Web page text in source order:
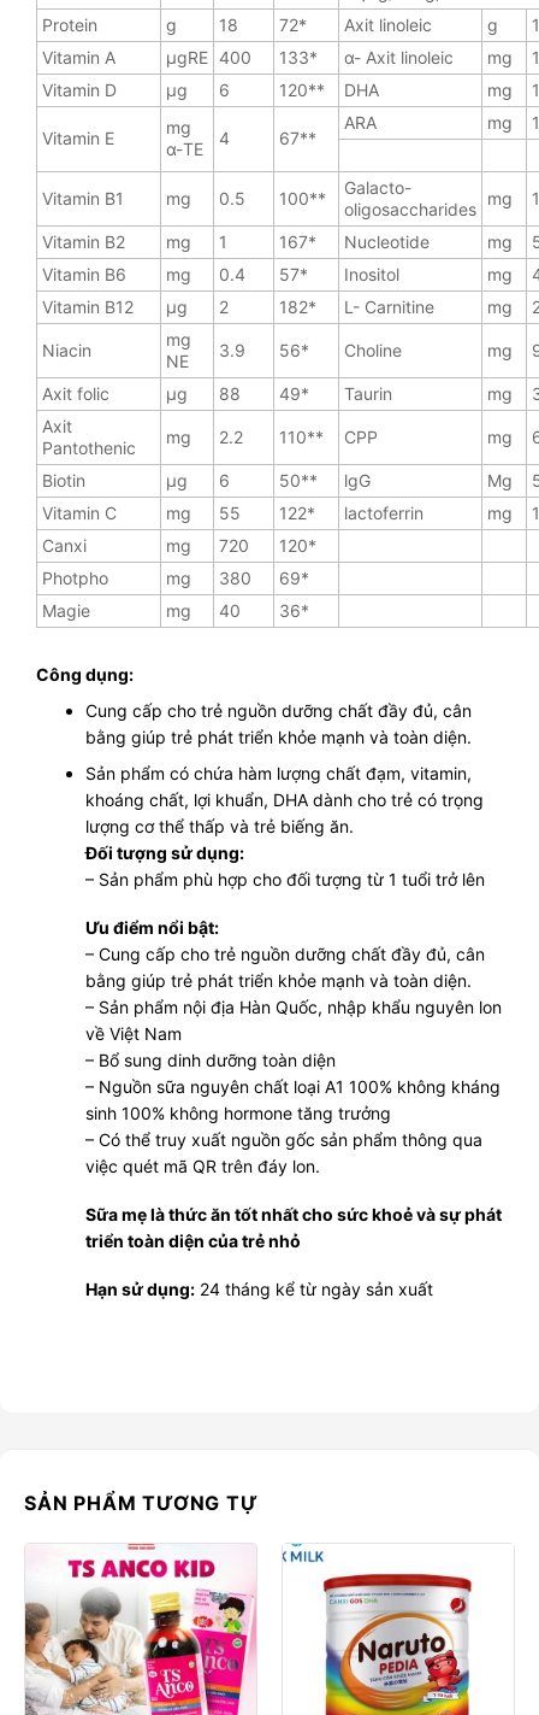
Protein
g 18 72* Axit linoleic g
Vitamin A
µgRE 400 133* α- Axit linoleic mg
Vitamin D
µg 6 120** DHA mg
Vitamin E
mg
α-TE
4 67**
ARA mg
Vitamin B1 mg 0.5 100**
Galacto-
oligosaccharides
mg
Vitamin B2 mg 1 167* Nucleotide mg
Vitamin B6
mg 0.4 57* Inositol mg
Vitamin B12
µg 2 182* L- Carnitine mg
Niacin
mg
NE
3.9 56* Choline mg
Axit folic µg 88 49* Taurin mg
Axit
Pantothenic
mg 2.2 110** CPP mg
Biotin µg 6 50** lgG Mg
Vitamin C
mg 55 122* lactoferrin mg
1
Canxi
mg 720
120*
Photpho
mg 380
69*
Magie
mg 40 36*
Công dụng:
Cung cấp cho trẻ nguồn dưỡng chất đầy đủ, cân
bằng giúp trẻ phát triển khỏe mạnh và toàn diện.
Sản phẩm có chứa hàm lượng chất đạm, vitamin,
khoáng chất, lợi khuẩn, DHA dành cho trẻ có trọng
lượng cơ thể thấp và trẻ biếng ăn.
Đối tượng sử dụng:
– Sản phẩm phù hợp cho đối tượng từ 1 tuổi trở lên
Ưu điểm nổi bật:
– Cung cấp cho trẻ nguồn dưỡng chất đầy đủ, cân
bằng giúp trẻ phát triển khỏe mạnh và toàn diện.
– Sản phẩm nội địa Hàn Quốc, nhập khẩu nguyên lon
về Việt Nam
– Bổ sung dinh dưỡng toàn diện
– Nguồn sữa nguyên chất loại A1 100% không kháng
sinh 100% không hormone tăng trưởng
– Có thể truy xuất nguồn gốc sản phẩm thông qua
việc quét mã QR trên đáy lon.
Sữa mẹ là thức ăn tốt nhất cho sức khoẻ và sự phát
triển toàn diện của trẻ nhỏ
Hạn sử dụng: 24 tháng kể từ ngày sản xuất
SẢN PHẨM TƯƠNG TỰ